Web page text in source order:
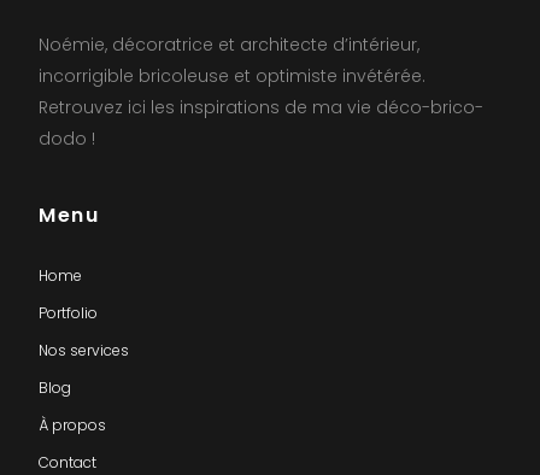
Noémie, décoratrice et architecte d’intérieur,
incorrigible bricoleuse et optimiste invétérée.
Retrouvez ici les inspirations de ma vie déco-brico-
dodo !
Menu
Home
Portfolio
Nos services
Blog
À propos
Contact